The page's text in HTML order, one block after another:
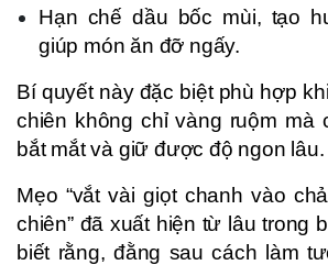
Hạn chế dầu bốc mùi, tạo
giúp món ăn đỡ ngấy.
Bí quyết này đặc biệt phù hợp
chiên không chỉ vàng ruộm mà
bắt mắt và giữ được độ ngon lâu.
Mẹo “vắt vài giọt chanh vào
chiên” đã xuất hiện từ lâu trong
biết rằng, đằng sau cách làm